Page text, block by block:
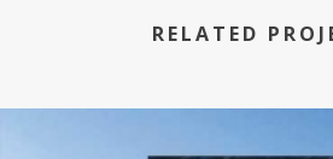
RELATED